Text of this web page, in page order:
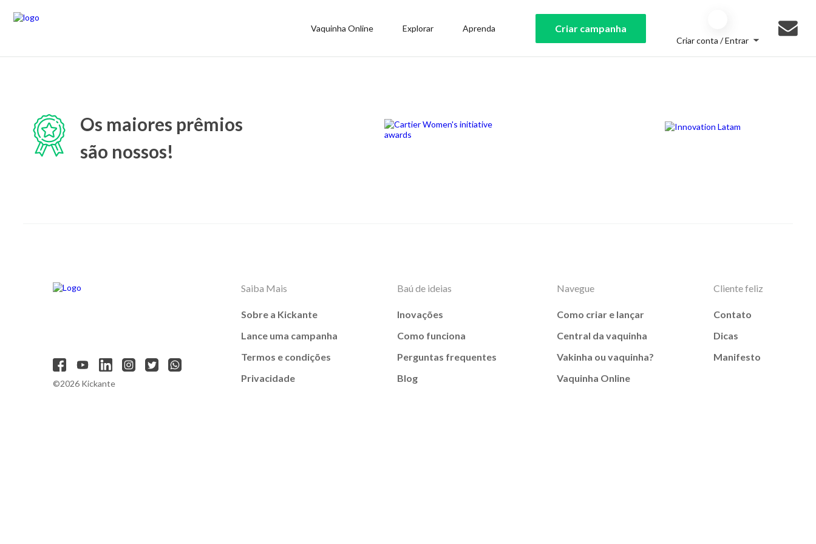
Vaquinha Online Explorar Aprenda Criar campanha
Criar conta / Entrar
Os maiores prêmios
são nossos!
©2026 Kickante
Saiba Mais
Sobre a Kickante
Lance uma campanha
Termos e condições
Privacidade
Baú de ideias
Inovações
Como funciona
Perguntas frequentes
Blog
Navegue
Como criar e lançar
Central da vaquinha
Vakinha ou vaquinha?
Vaquinha Online
Cliente feliz
Contato
Dicas
Manifesto